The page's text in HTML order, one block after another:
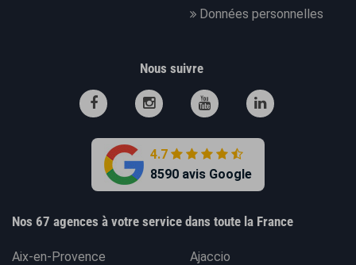
Données personnelles
Nous suivre
4.7
8590 avis Google
Nos 67 agences à votre service dans toute la France
Aix-en-Provence
Ajaccio